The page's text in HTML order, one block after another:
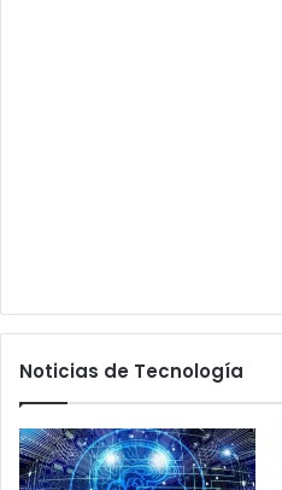
Noticias de Tecnología